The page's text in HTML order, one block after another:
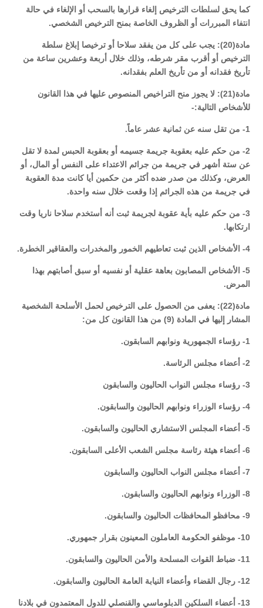
كما يحق لسلطات الترخيص إلغاء قرارها بالسحب أو الإلغاء في حالة
انتفاء المبررات أو الظروف الخاصة بمنح الترخيص الشخصي.
مادة(20): يجب على كل من يفقد سلاحا أو ترخيصا إبلاغ سلطة
الترخيص أو أقرب مقر شرطه، وذلك خلال أربعة وعشرين ساعة من
تأريخ فقدانه أو من تأريخ العلم بفقدانه.
مادة(21): لا يجوز منح التراخيص المنصوص عليها في هذا القانون
للأشخاص التالية:-
1- من تقل سنه عن ثمانية عشر عاماً.
2- من حكم عليه بعقوبة جريمة جسيمه أو بعقوبة الحبس لمدة لا تقل
عن ستة أشهر في جريمة من جرائم الاعتداء على النفس أو المال، أو
العرض، وكذلك من صدر ضده أكثر من حكمين أيا كانت مدة العقوبة
في جريمة من هذه الجرائم إذا وقعت خلال سنه واحدة.
3- من حكم عليه بأية عقوبة لجريمة ثبت أنه أستخدم سلاحا ناريا وقت
ارتكابها.
4- الأشخاص الذين ثبت تعاطيهم الخمور والمخدرات والعقاقير الخطرة.
5- الأشخاص المصابون بعاهة عقلية أو نفسيه أو سبق أصابتهم بهذا
المرض.
مادة(22): يعفى من الحصول على الترخيص لحمل الأسلحة الشخصية
المشار إليها في المادة (9) من هذا القانون كل من:
1- رؤساء الجمهورية ونوابهم السابقون.
2- أعضاء مجلس الرئاسة.
3- رؤساء مجلس النواب الحاليون والسابقون
4- رؤساء الوزراء ونوابهم الحاليون والسابقون.
5- أعضاء المجلس الاستشاري الحاليون والسابقون.
6- أعضاء هيئة رئاسة مجلس الشعب الأعلى السابقون.
7- أعضاء مجلس النواب الحاليون والسابقون
8- الوزراء ونوابهم الحاليون والسابقون.
9- محافظو المحافظات الحاليون والسابقون.
10- موظفو الحكومة العاملون المعينون بقرار جمهوري.
11- ضباط القوات المسلحة والأمن الحاليون والسابقون.
12- رجال القضاء وأعضاء النيابة العامة الحاليون والسابقون.
13- أعضاء السلكين الدبلوماسي والقنصلي للدول المعتمدون في بلادنا